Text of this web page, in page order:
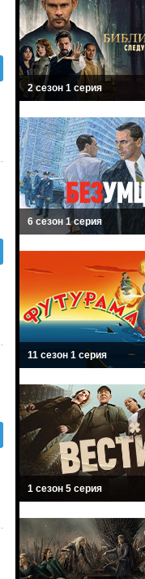
2 сезон 1 серия
6 сезон 1 серия
11 сезон 1 серия
1 сезон 5 серия